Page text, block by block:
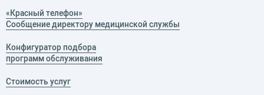
«Красный телефон»
Сообщение директору медицинской службы
Конфигуратор подбора
программ обслуживания
Стоимость услуг